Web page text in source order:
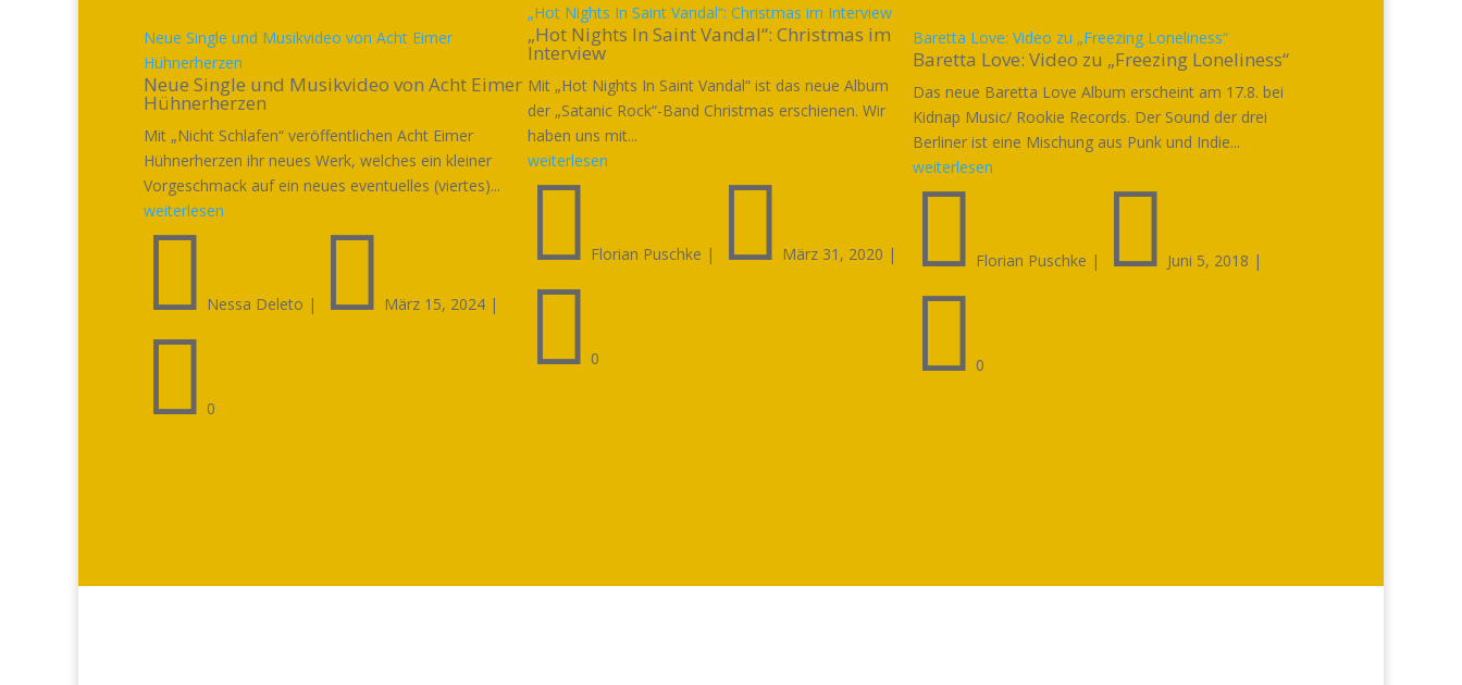
Neue Single und Musikvideo von Acht Eimer
Hühnerherzen
Neue Single und Musikvideo von Acht Eimer
Hühnerherzen
Mit „Nicht Schlafen“ veröffentlichen Acht Eimer
Hühnerherzen ihr neues Werk, welches ein kleiner
Vorgeschmack auf ein neues eventuelles (viertes)...
weiterlesen
 Nessa Deleto |  März 15, 2024 |
 0
„Hot Nights In Saint Vandal“: Christmas im Interview
„Hot Nights In Saint Vandal“: Christmas im
Interview
Mit „Hot Nights In Saint Vandal“ ist das neue Album
der „Satanic Rock“-Band Christmas erschienen. Wir
haben uns mit...
weiterlesen
 Florian Puschke |  März 31, 2020 |
 0
Baretta Love: Video zu „Freezing Loneliness“
Baretta Love: Video zu „Freezing Loneliness“
Das neue Baretta Love Album erscheint am 17.8. bei
Kidnap Music/ Rookie Records. Der Sound der drei
Berliner ist eine Mischung aus Punk und Indie...
weiterlesen
 Florian Puschke |  Juni 5, 2018 |
 0